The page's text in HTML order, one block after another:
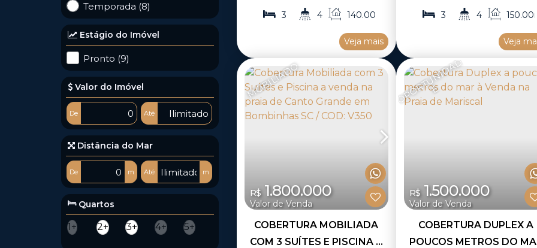
Temporada (8)
Estágio do Imóvel
Pronto (9)
Valor do Imóvel
De Até
Distância do Mar
De m Até m
Quartos
1+ 2+ 3+ 4+ 5+
COM VISTA MAR A VENDA
GRANDE MAR DE FORA EM
BOMBINHAS SC / COD: V316
3 4 140.00
Veja mais
BOMBINHAS SC /
3 4 150.00
Veja
MOBILIADO
R$1.800.000
Valor de Venda
COBERTURA MOBILIADA
COM 3 SUÍTES E PISCINA A
O
P
O
R
T
U
N
I
D
A
D
E
R$1.500.000
Valor de Venda
COBERTURA DUPLEX A
POUCOS METROS DO